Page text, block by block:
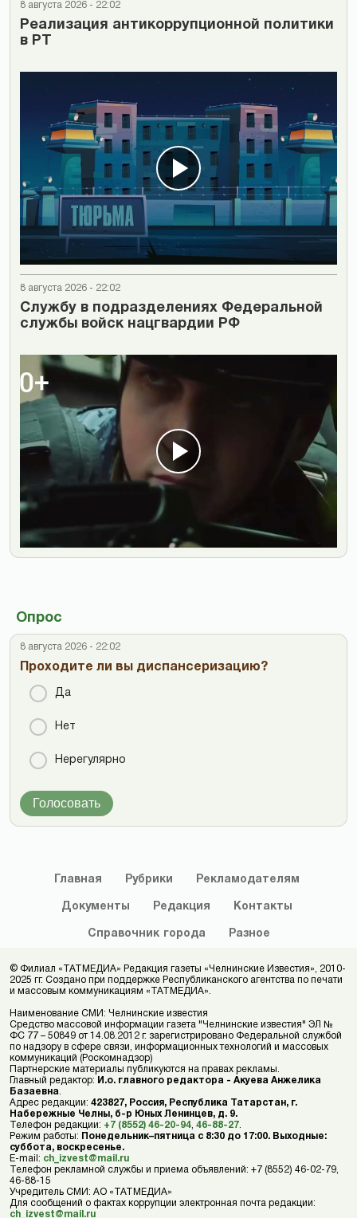
8 августа 2026 - 22:02
Реализация антикоррупционной политики
в РТ
8 августа 2026 - 22:02
Cлужбу в подразделениях Федеральной
службы войск нацгвардии РФ
Опрос
8 августа 2026 - 22:02
Проходите ли вы диспансеризацию?
Да
Нет
Нерегулярно
Голосовать
Главная Рубрики Рекламодателям
Документы Редакция Контакты
Справочник города Разное
© Филиал «ТАТМЕДИА» Редакция газеты «Челнинские Известия», 2010-
2025 гг. Создано при поддержке Республиканского агентства по печати
и массовым коммуникациям «ТАТМЕДИА».
Наименование СМИ: Челнинские известия
Средство массовой информации газета "Челнинские известия" ЭЛ №
ФС 77 – 50849 от 14.08.2012 г. зарегистрировано Федеральной службой
по надзору в сфере связи, информационных технологий и массовых
коммуникаций (Роскомнадзор)
Партнерские материалы публикуются на правах рекламы.
Главный редактор: И.о. главного редактора - Акуева Анжелика
Базаевна
Адрес редакции: 423827, Россия, Республика Татарстан, г.
Набережные Челны, б-р Юных Ленинцев, д. 9.
Телефон редакции: +7 (8552) 46-20-94 46-88-27
Режим работы: Понедельник–пятница с 8:30 до 17:00. Выходные:
суббота, воскресенье.
E-mail: ch_izvest@mail.ru
Телефон рекламной службы и приема объявлений: +7 (8552) 46-02-79,
46-88-15
Учредитель СМИ: АО «ТАТМЕДИА»
Для сообщений о фактах коррупции электронная почта редакции:
ch_izvest@mail.ru